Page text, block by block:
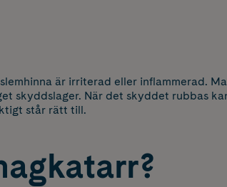
är irriterad eller inflammerad.
skyddslager. När det skyddet rubbas
står rätt till.